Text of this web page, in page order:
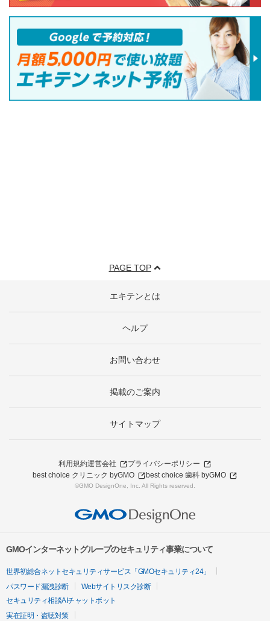
PAGE TOP
エキテンとは
ヘルプ
お問い合わせ
掲載のご案内
サイトマップ
利用規約運営会社
プライバシーポリシー
best choice クリニック byGMO
best choice 歯科 byGMO
©GMO DesignOne, Inc. All Rights reserved.
GMOインターネットグループのセキュリティ事業について
世界初総合ネットセキュリティサービス「GMOセキュリティ24」
パスワード漏洩診断
Webサイトリスク診断
セキュリティ相談AIチャットボット
実在証明・盗聴対策